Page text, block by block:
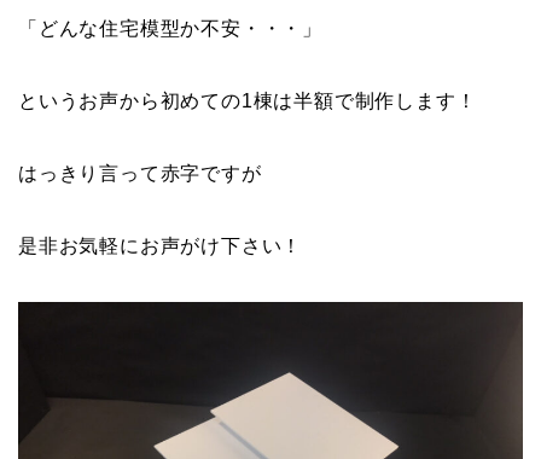
「どんな住宅模型か不安・・・」
というお声から初めての1棟は半額で制作します！
はっきり言って赤字ですが
是非お気軽にお声がけ下さい！